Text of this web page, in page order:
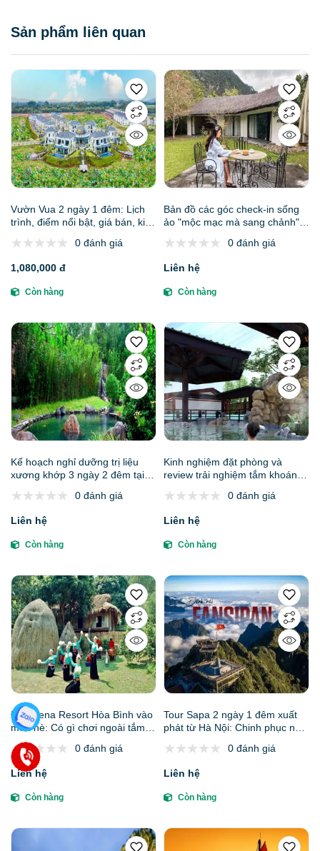
Sản phẩm liên quan
Vườn Vua 2 ngày 1 đêm: Lịch
trình, điểm nổi bật, giá bán, kinh
0 đánh giá
1,080,000 đ
Còn hàng
Bản đồ các góc check-in sống
ảo "mộc mạc mà sang chảnh"
0 đánh giá
Liên hệ
Còn hàng
Kế hoạch nghỉ dưỡng trị liệu
xương khớp 3 ngày 2 đêm tại
bà, bố mẹ
0 đánh giá
Liên hệ
Còn hàng
Kinh nghiệm đặt phòng và
review trải nghiệm tắm khoáng
Villas Phú Thọ0 đánh giá
Liên hệ
Còn hàng
Đi Serena Resort Hòa Bình vào
mùa hè: Có gì chơi ngoài tắm
khoáng nóng?
0 đánh giá
Liên hệ
Còn hàng
Tour Sapa 2 ngày 1 đêm xuất
phát từ Hà Nội: Chinh phục nóc
minh lộng lẫy trên đỉnh
0 đánh giá
Liên hệ
Còn hàng